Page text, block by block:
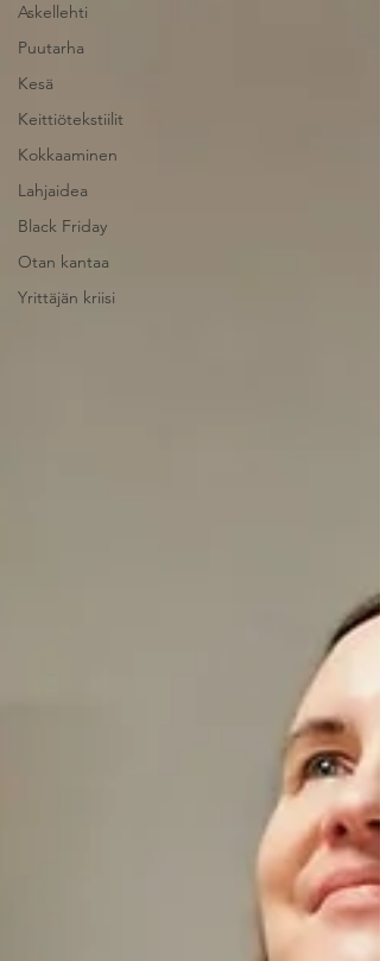
Askellehti
Puutarha
Kesä
Keittiötekstiilit
Kokkaaminen
Lahjaidea
Black Friday
Otan kantaa
Yrittäjän kriisi